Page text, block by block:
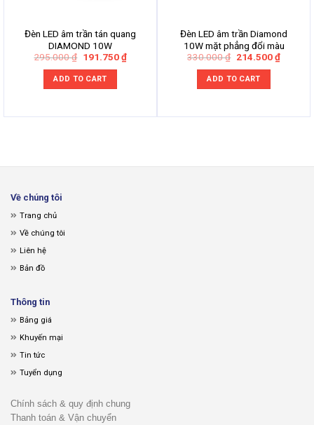
Đèn LED âm trần tán quang
DIAMOND 10W
295.000₫ Original
was:
295.000 ₫.
191.750₫Current
price
ADD TO CART
Đèn LED âm trần Diamond
10W mặt phẳng đổi màu
330.000₫ Original
was:
330.000 ₫.
214.500₫Current
price
ADD TO CART
Về chúng tôi
Trang chủ
Về chúng tôi
Liên hệ
Bản đồ
Thông tin
Bảng giá
Khuyến mại
Tin tức
Tuyển dụng
Chính sách & quy định chung
Thanh toán & Vận chuyển